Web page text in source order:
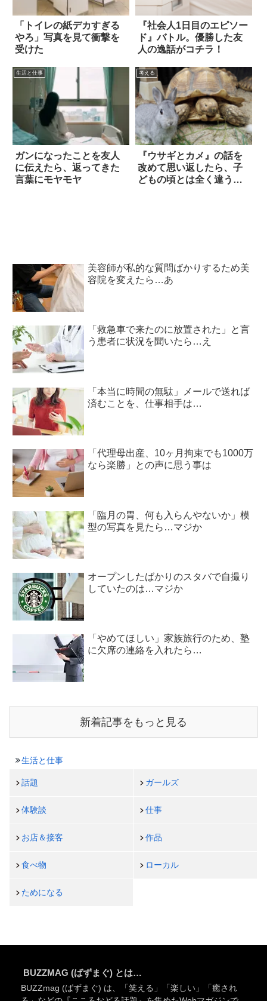
「トイレの紙デカすぎる
やろ」写真を見て衝撃を
受けた
『社会人1日目のエピソー
ド』バトル。優勝した友
人の逸話がコチラ！
生活と仕事
ガンになったことを友人
に伝えたら、返ってきた
言葉にモヤモヤ
考える
『ウサギとカメ』の話を
改めて思い返したら、子
どもの頃とは全く違う感
美容師が私的な質問ばかりするため美
容院を変えたら…あ
「救急車で来たのに放置された」と言
う患者に状況を聞いたら…え
「本当に時間の無駄」メールで送れば
済むことを、仕事相手は…
「代理母出産、10ヶ月拘束でも1000万
なら楽勝」との声に思う事は
「臨月の胃、何も入らんやないか」模
型の写真を見たら…マジか
オープンしたばかりのスタバで自撮り
していたのは…マジか
「やめてほしい」家族旅行のため、塾
に欠席の連絡を入れたら…
新着記事をもっと見る
生活と仕事
話題 ガールズ
体験談 仕事
お店＆接客 作品
食べ物 ローカル
ためになる
BUZZMAG (ばずまぐ) とは…
BUZZmag (ばずまぐ) は、「笑える」「楽しい」「癒され